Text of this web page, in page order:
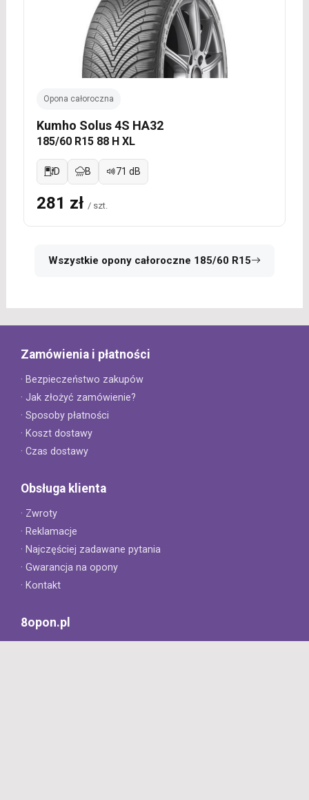
Opona całoroczna
Kumho Solus 4S HA32
185/60 R15 88 H XL
D B 71 dB
281 zł / szt.
Wszystkie opony całoroczne 185/60 R15
Zamówienia i płatności
· Bezpieczeństwo zakupów
· Jak złożyć zamówienie?
· Sposoby płatności
· Koszt dostawy
· Czas dostawy
Obsługa klienta
· Zwroty
· Reklamacje
· Najczęściej zadawane pytania
· Gwarancja na opony
· Kontakt
8opon.pl